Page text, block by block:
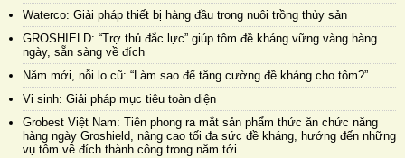
Waterco: Giải pháp thiết bị hàng đầu trong nuôi trồng thủy sản
GROSHIELD: “Trợ thủ đắc lực” giúp tôm đề kháng vững vàng hàng
ngày, sẵn sàng về đích
Năm mới, nỗi lo cũ: “Làm sao để tăng cường đề kháng cho tôm?”
Vi sinh: Giải pháp mục tiêu toàn diện
Grobest Việt Nam: Tiên phong ra mắt sản phẩm thức ăn chức năng
hàng ngày Groshield, nâng cao tối đa sức đề kháng, hướng đến những
vụ tôm về đích thành công trong năm tới